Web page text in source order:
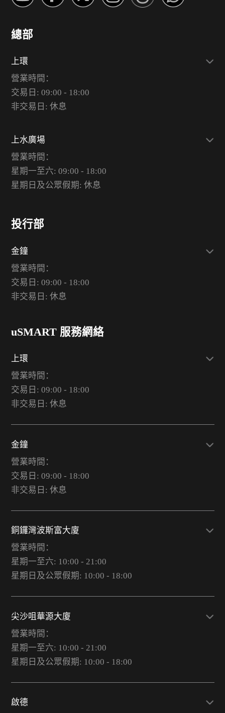
總部
上環
營業時間：
交易日: 09:00 - 18:00
非交易日: 休息
上水廣場
營業時間：
星期一至六: 09:00 - 18:00
星期日及公眾假期: 休息
投行部
金鐘
營業時間：
交易日: 09:00 - 18:00
非交易日: 休息
uSMART 服務網絡
上環
營業時間：
交易日: 09:00 - 18:00
非交易日: 休息
金鐘
營業時間：
交易日: 09:00 - 18:00
非交易日: 休息
銅鑼灣波斯富大廈
營業時間：
星期一至六: 10:00 - 21:00
星期日及公眾假期: 10:00 - 18:00
尖沙咀華源大廈
營業時間：
星期一至六: 10:00 - 21:00
星期日及公眾假期: 10:00 - 18:00
啟德